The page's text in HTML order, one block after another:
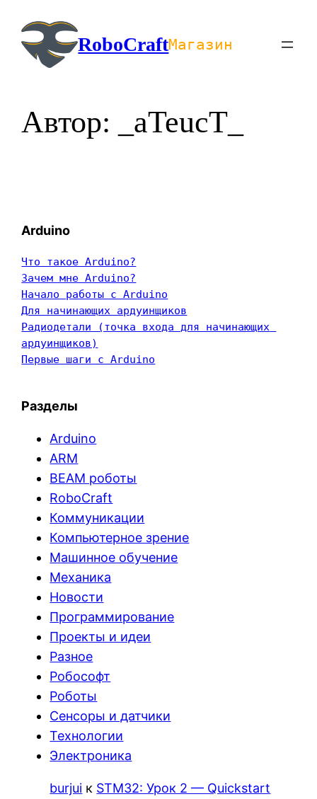
содержимомуRoboCraftМагазин
Автор: _aTeucT_
Arduino
Что такое Arduino?
Зачем мне Arduino?
Начало работы с Arduino
Для начинающих ардуинщиков
Радиодетали (точка входа для начинающих
ардуинщиков)
Первые шаги с Arduino
Разделы
Arduino
ARM
BEAM роботы
RoboCraft
Коммуникации
Компьютерное зрение
Машинное обучение
Механика
Новости
Программирование
Проекты и идеи
Разное
Робософт
Роботы
Сенсоры и датчики
Технологии
Электроника
burjui к STM32: Урок 2 — Quickstart